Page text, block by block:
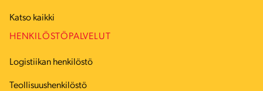
Katso kaikki
HENKILÖSTÖPALVELUT
Logistiikan henkilöstö
Teollisuushenkilöstö